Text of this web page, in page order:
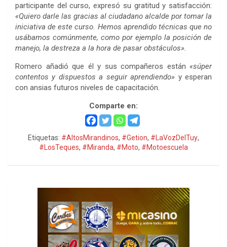
participante del curso, expresó su gratitud y satisfacción:
«Quiero darle las gracias al ciudadano alcalde por tomar la
iniciativa de este curso. Hemos aprendido técnicas que no
usábamos comúnmente, como por ejemplo la posición de
manejo, la destreza a la hora de pasar obstáculos».
Romero añadió que él y sus compañeros están «súper
contentos y dispuestos a seguir aprendiendo» y esperan
con ansias futuros niveles de capacitación.
Comparte en:
Etiquetas: #AltosMirandinos, #Getion, #LaVozDelTuy,
#LosTeques, #Miranda, #Moto, #Motoescuela